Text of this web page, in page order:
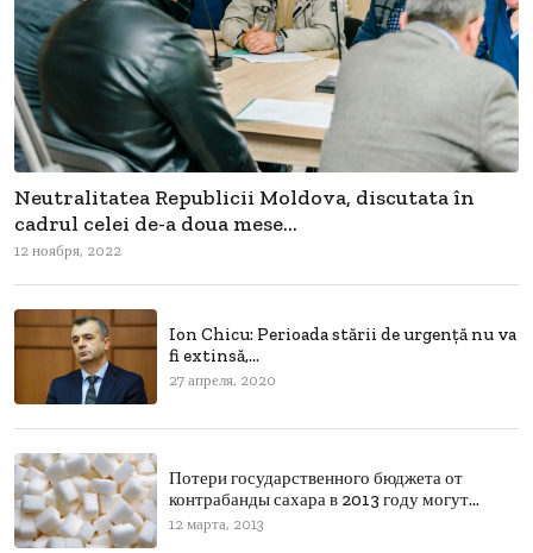
Neutralitatea Republicii Moldova, discutata în
cadrul celei de-a doua mese...
12 ноября, 2022
Ion Chicu: Perioada stării de urgenţă nu va
fi extinsă,...
27 апреля, 2020
Потери государственного бюджета от
контрабанды сахара в 2013 году могут...
12 марта, 2013